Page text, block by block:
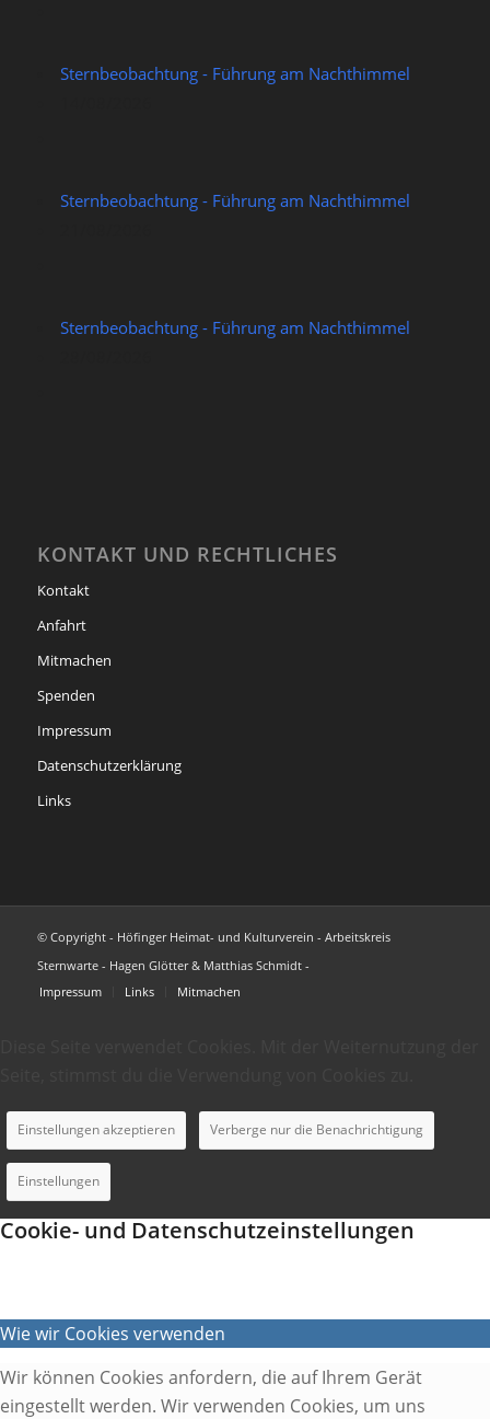
Sternbeobachtung - Führung am Nachthimmel
Sternbeobachtung - Führung am Nachthimmel
Sternbeobachtung - Führung am Nachthimmel
KONTAKT UND RECHTLICHES
Kontakt
Anfahrt
Mitmachen
Spenden
Impressum
Datenschutzerklärung
Links
© Copyright - Höfinger Heimat- und Kulturverein - Arbeitskreis
Sternwarte - Hagen Glötter & Matthias Schmidt -
Impressum
Links Mitmachen
Einstellungen akzeptieren Verberge nur die Benachrichtigung
Einstellungen
Cookie- und Datenschutzeinstellungen
Wie wir Cookies verwenden
Wir können Cookies anfordern, die auf Ihrem Gerät
eingestellt werden. Wir verwenden Cookies, um uns